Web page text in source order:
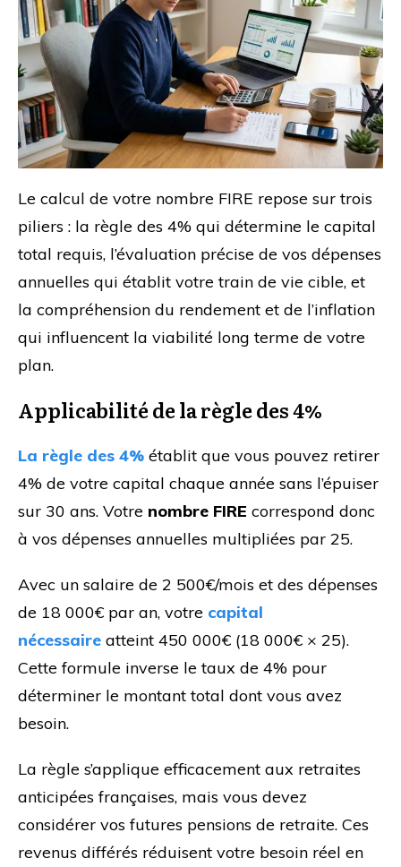
Le calcul de votre nombre FIRE repose sur trois
piliers : la règle des 4% qui détermine le capital
total requis, l’évaluation précise de vos dépenses
annuelles qui établit votre train de vie cible, et
la compréhension du rendement et de l’inflation
qui influencent la viabilité long terme de votre
plan.
Applicabilité de la règle des 4%
La règle des 4% établit que vous pouvez retirer
4% de votre capital chaque année sans l’épuiser
sur 30 ans. Votre nombre FIRE correspond donc
à vos dépenses annuelles multipliées par 25.
Avec un salaire de 2 500€/mois et des dépenses
de 18 000€ par an, votre capital
nécessaire atteint 450 000€ (18 000€ × 25).
Cette formule inverse le taux de 4% pour
déterminer le montant total dont vous avez
besoin.
La règle s’applique efficacement aux retraites
anticipées françaises, mais vous devez
considérer vos futures pensions de retraite. Ces
revenus différés réduisent votre besoin réel en